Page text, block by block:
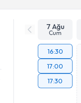
7 Ağu
Cum
16:30
17:00
17:30